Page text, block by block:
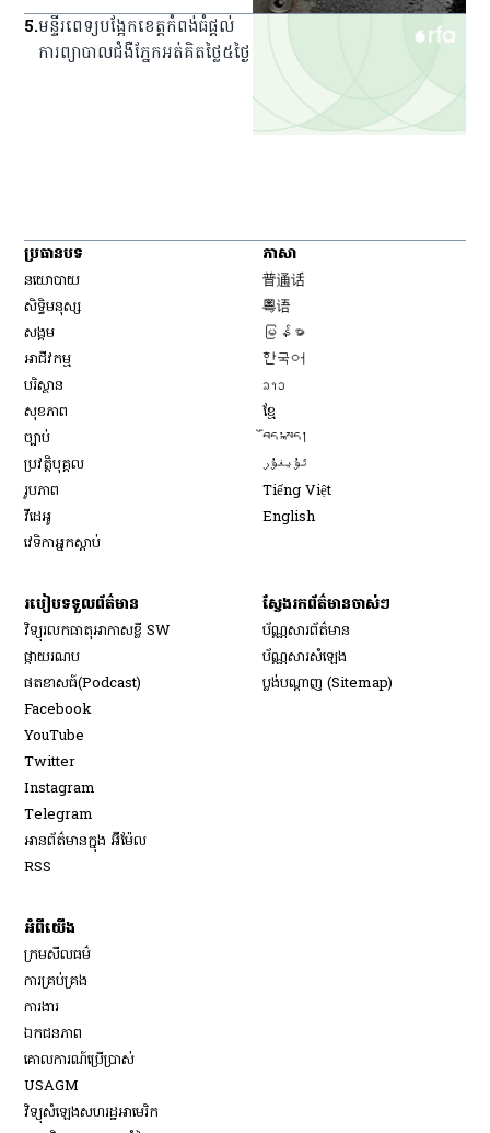
5.មន្ទីរពេទ្យ​បង្អែក​ខេត្ត​កំពង់ធំ​ផ្ដល់​
ការ​ព្យាបាល​ជំងឺ​ភ្នែក​អត់​គិត​ថ្លៃ​៥​ថ្ងៃ
ប្រធានបទ
នយោបាយ
សិទ្ធិ​មនុស្ស
សង្គម
អាជីវកម្ម
បរិស្ថាន
សុខភាព
ច្បាប់
ប្រវត្តិបុគ្គល
រូបភាព
វីដេអូ
វេទិកា​អ្នក​ស្ដាប់
ភាសា
普通话
粤语
မြန်မာ
한국어
ລາວ
ខ្មែ
བོད་སྐད།
ئۇيغۇر
Tiếng Việt
English
របៀប​ទទួល​ព័ត៌មាន​
វិទ្យុ​រលក​ធាតុអាកាស​ខ្លី SW
​ផ្កាយ​រណប
​ផតខាសធ៍(Podcast)
Facebook
YouTube
Twitter
Instagram
Telegram
អានព័ត៌មានក្នុង អ៊ីម៉ែល
RSS
ស្វែងរកព័ត៌មានចាស់ៗ
ប័ណ្ណសារ​ព័ត៌មាន​
ប័ណ្ណសារ​សំឡេង
ប្លង់បណ្តាញ (Sitemap)
អំពីយើង
ក្រមសីលធម៌
ការគ្រប់គ្រង
ការងារ
ឯកជនភាព
គោលការណ៍ប្រើប្រាស់
USAGM
វិទ្យុសំឡេងសហរដ្ឋអាមេរិក